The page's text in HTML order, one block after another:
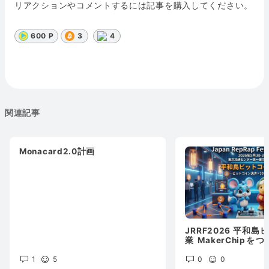
リアクションやコメントするには記事を購入してください。
600 P 3 4
関連記事
Monacard2.0計画
1
5
JRRF2026 平和島
業 MakerChipをつ
ノードとサーバ構築
0
0